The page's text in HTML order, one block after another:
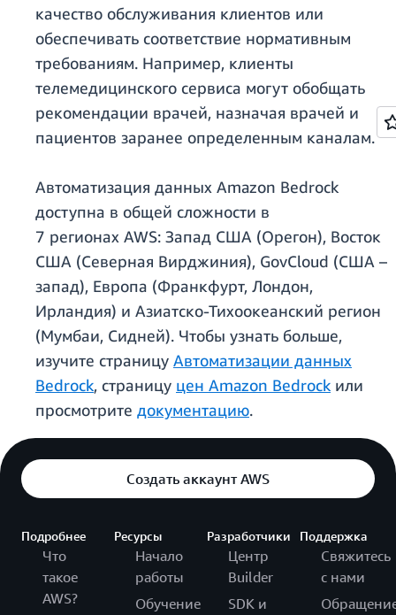
качество обслуживания клиентов или
обеспечивать соответствие нормативным
требованиям. Например, клиенты
телемедицинского сервиса могут обобщать
рекомендации врачей, назначая врачей и
пациентов заранее определенным каналам.
Автоматизация данных Amazon Bedrock
доступна в общей сложности в
7 регионах AWS: Запад США (Орегон), Восток
США (Северная Вирджиния), GovCloud (США –
запад), Европа (Франкфурт, Лондон,
Ирландия) и Азиатско-Тихоокеанский регион
(Мумбаи, Сидней). Чтобы узнать больше,
изучите страницу Автоматизации данных
Bedrock, страницу цен Amazon Bedrock или
просмотрите документацию.
Создать аккаунт AWS
Подробнее
Что
такое
AWS?
Ресурсы
Начало
работы
Обучение
Разработчики
Центр
Builder
SDK и
Поддержка
Свяжитесь
с нами